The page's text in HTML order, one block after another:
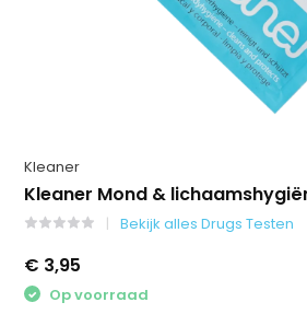
Kleaner
Kleaner Mond &
Bekijk alles Drugs Testen
€ 3,95
Op voorraad